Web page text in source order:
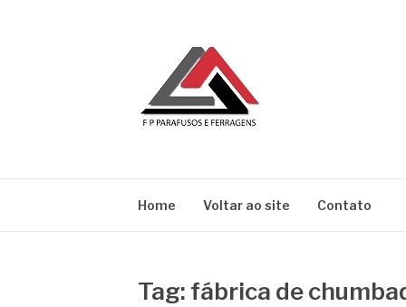
Home Voltar ao site Contato
Tag: fábrica de